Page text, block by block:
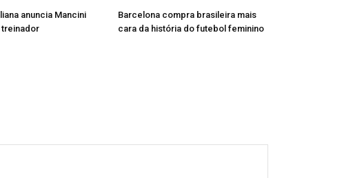
anuncia Mancini
Barcelona compra brasileira mais
cara da história do futebol feminino